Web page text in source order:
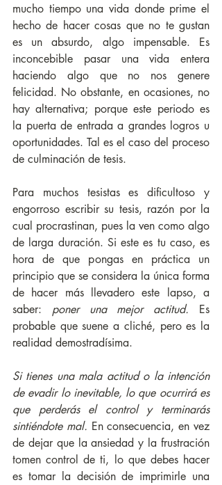
mucho tiempo una vida donde prime el
hecho de hacer cosas que no te gustan
es un absurdo, algo impensable. Es
inconcebible pasar una vida entera
haciendo algo que no nos genere
felicidad. No obstante, en ocasiones, no
hay alternativa; porque este periodo es
la puerta de entrada a grandes logros u
oportunidades. Tal es el caso del proceso
de culminación de tesis.
Para muchos tesistas es dificultoso y
engorroso escribir su tesis, razón por la
cual procrastinan, pues la ven como algo
de larga duración. Si este es tu caso, es
hora de que pongas en práctica un
principio que se considera la única forma
de hacer más llevadero este lapso, a
saber: poner una mejor actitud. Es
probable que suene a cliché, pero es la
realidad demostradísima.
Si tienes una mala actitud o la intención
de evadir lo inevitable, lo que ocurrirá es
que perderás el control y terminarás
sintiéndote mal. En consecuencia, en vez
de dejar que la ansiedad y la frustración
tomen control de ti, lo que debes hacer
es tomar la decisión de imprimirle una